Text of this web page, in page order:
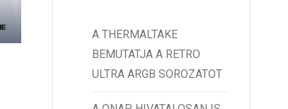
A THERMALTAKE
BEMUTATJA A RETRO
ULTRA ARGB SOROZATOT